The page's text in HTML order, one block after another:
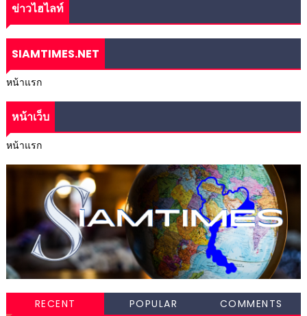
ข่าวไฮไลท์
SIAMTIMES.NET
หน้าแรก
หน้าเว็บ
หน้าแรก
RECENT POPULAR COMMENTS